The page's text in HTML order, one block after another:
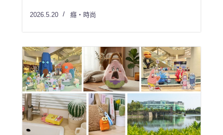
2026.5.20 癮・時尚